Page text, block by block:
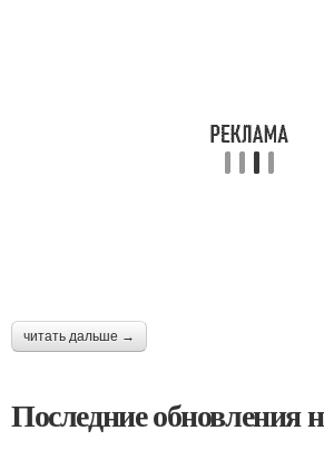
читать дальше →
Последние обновления